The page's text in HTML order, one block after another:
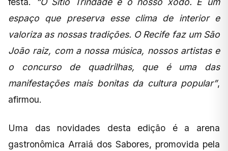
espaço que preserva esse clima de interior e
valoriza as nossas tradições. O Recife faz um São
João raiz, com a nossa música, nossos artistas e
o concurso de quadrilhas, que é uma das
manifestações mais bonitas da cultura popular”,
afirmou.
Uma das novidades desta edição é a arena
gastronômica Arraiá dos Sabores, promovida pela